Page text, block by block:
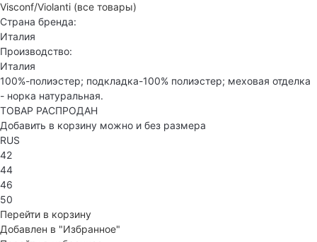
Visconf/Violanti (все товары)
Страна бренда:
Италия
Производство:
Италия
100%-полиэстер; подкладка-100% полиэстер; меховая отделка
- норка натуральная.
ТОВАР РАСПРОДАН
Добавить в корзину можно и без размера
RUS
42
44
46
50
Перейти в корзину
Добавлен в "Избранное"